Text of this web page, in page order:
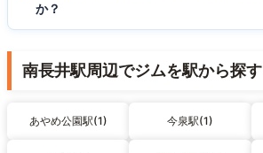
か？
南長井駅周辺でジムを駅から探す
あやめ公園駅(1) 今泉駅(1)